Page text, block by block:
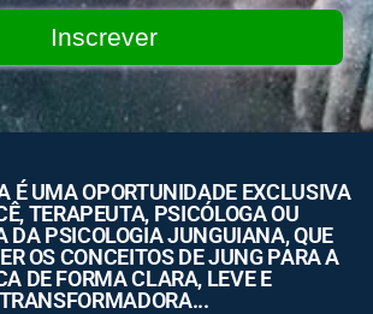
É UMA OPORTUNIDADE EXCLUSIVA
TERAPEUTA, PSICÓLOGA OU
DA PSICOLOGIA JUNGUIANA, QUE
OS CONCEITOS DE JUNG PARA A
DE FORMA CLARA, LEVE E
TRANSFORMADORA...